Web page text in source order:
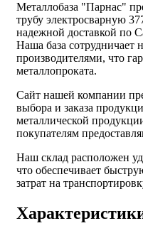
Металлобаза "Парнас"
трубу электросварную
надежной доставкой по
Наша база
производителями, что
металлопроката.
Сайт нашей компании
выбора и заказа
металлической
покупателям
Наш склад расположен
что обеспечивает
затрат на